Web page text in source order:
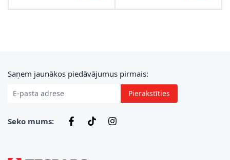
E-pasta adrese
Saņem jaunākos piedāvājumus pirmais:
Pierakstīties
Seko mums: